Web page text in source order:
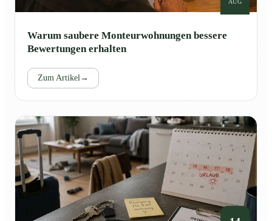
AUG
Warum saubere Monteurwohnungen bessere
Bewertungen erhalten
Zum Artikel→